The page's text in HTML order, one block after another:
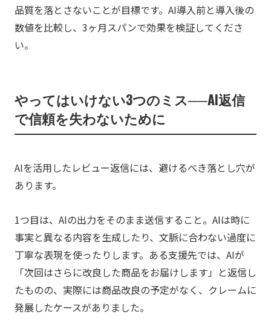
品質を落とさないことが目標です。AI導入前と導入後の
数値を比較し、3ヶ月スパンで効果を検証してくださ
い。
やってはいけない3つのミス──AI返信
で信頼を失わないために
AIを活用したレビュー返信には、避けるべき落とし穴が
あります。
1つ目は、AIの出力をそのまま送信すること。AIは時に
事実と異なる内容を生成したり、文脈に合わない過度に
丁寧な表現を使ったりします。ある支援先では、AIが
「次回はさらに改良した商品をお届けします」と返信し
たものの、実際には商品改良の予定がなく、クレームに
発展したケースがありました。